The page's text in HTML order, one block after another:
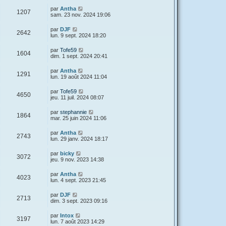
1207 par Antha
sam. 23 nov. 2024 19:06
2642 par DJF
lun. 9 sept. 2024 18:20
1604 par Tofe59
dim. 1 sept. 2024 20:41
1291 par Antha
lun. 19 août 2024 11:04
4650 par Tofe59
jeu. 11 juil. 2024 08:07
1864 par stephannie
mar. 25 juin 2024 11:06
2743 par Antha
lun. 29 janv. 2024 18:17
3072 par bicky
jeu. 9 nov. 2023 14:38
4023 par Antha
lun. 4 sept. 2023 21:45
2713 par DJF
dim. 3 sept. 2023 09:16
3197 par Intox
lun. 7 août 2023 14:29